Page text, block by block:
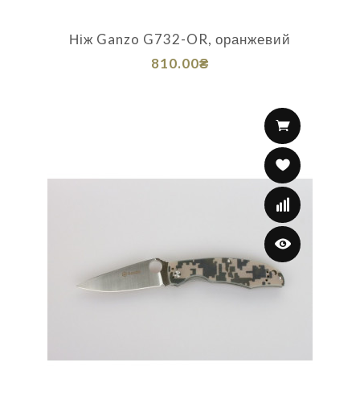
Ніж Ganzo G732-OR, оранжевий
810.00₴